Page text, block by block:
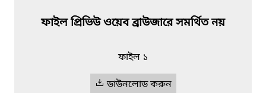
ফাইল প্রিভিউ ওয়েব ব্রাউজারে সমর্থিত নয়
ফাইল ১
ডাউনলোড করুন